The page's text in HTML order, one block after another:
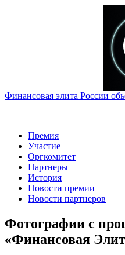
Финансовая элита России
Премия
Участие
Оргкомитет
Партнеры
История
Новости премии
Новости партнеров
Фотографии с
«Финансовая